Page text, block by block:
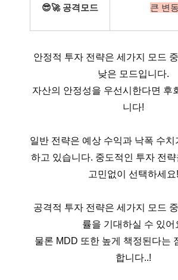
😎🚀 공격모드 큰 변
안정적 투자 전략은 세가지 모드
낮은 모드입니다.
자산의 안정성을 우선시한다면 후
니다!
일반 전략은 예상 수익과 낙폭 수치
하고 있습니다. 중도적인 투자 전
고민없이 선택하세요!
공격적 투자 전략은 세가지 모드
률을 기대하실 수 있어
물론 MDD 또한 높게 책정된다는
합니다..!